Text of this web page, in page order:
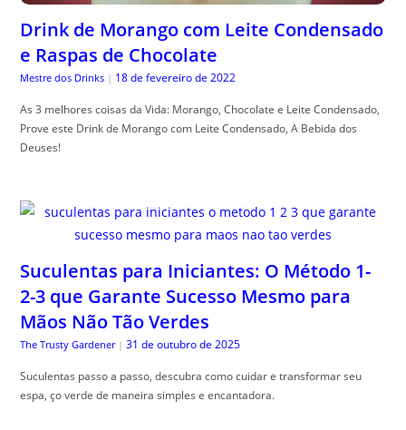
Drink de Morango com Leite Condensado
e Raspas de Chocolate
Mestre dos Drinks | 18 de fevereiro de 2022
As 3 melhores coisas da Vida: Morango, Chocolate e Leite Condensado,
Prove este Drink de Morango com Leite Condensado, A Bebida dos
Deuses!
Suculentas para Iniciantes: O Método 1-
2-3 que Garante Sucesso Mesmo para
Mãos Não Tão Verdes
The Trusty Gardener | 31 de outubro de 2025
Suculentas passo a passo, descubra como cuidar e transformar seu
espa, ço verde de maneira simples e encantadora.